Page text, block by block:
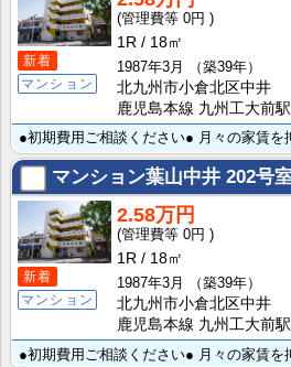
新着
マンション
0円
1R
18㎡
1987年3月
（築39年）
北九州市小倉北区中井
鹿児島本線 九州工大前
マンション葉山中井 202号
新着
マンション
2.58万円
0円
1R
18㎡
1987年3月
（築39年）
北九州市小倉北区中井
鹿児島本線 九州工大前